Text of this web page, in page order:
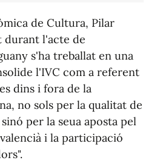
de Cultura, Pilar
durant l'acte de
s'ha treballat en una
l'IVC com a referent
dins i fora de la
no sols per la qualitat de
per la seua aposta pel
i la participació